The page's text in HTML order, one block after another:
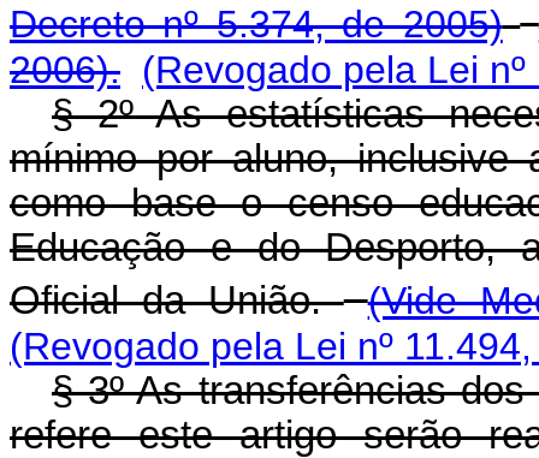
Decreto nº 5.374, de 2005)
2006). (Revogado pela Lei
§ 2º As estatísticas
mínimo por aluno, inclusive
como base o censo
Educação e do Desporto,
Oficial da União. (Vide
(Revogado pela Lei nº
§ 3º As transferências
refere este artigo serão